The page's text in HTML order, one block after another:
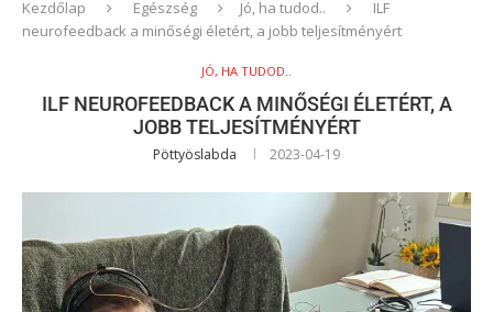
Kezdőlap Egészség Jó, ha tudod..
ILF
neurofeedback a minőségi életért, a jobb teljesítményért
JÓ, HA TUDOD..
ILF NEUROFEEDBACK A MINŐSÉGI ÉLETÉRT, A
JOBB TELJESÍTMÉNYÉRT
Pöttyöslabda 2023-04-19